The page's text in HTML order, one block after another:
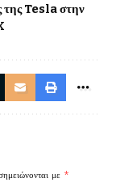
της Tesla στην
με *